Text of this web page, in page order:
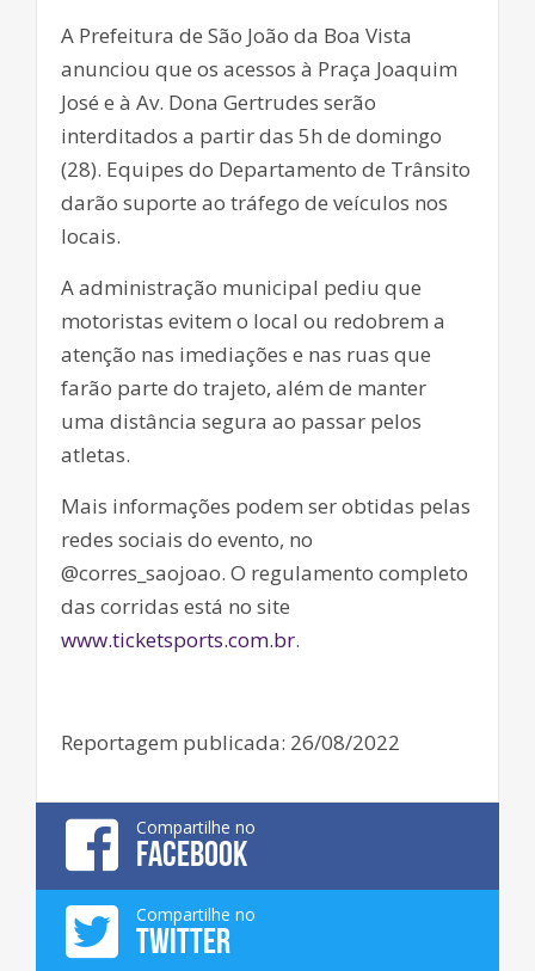
A Prefeitura de São João da Boa Vista
anunciou que os acessos à Praça Joaquim
José e à Av. Dona Gertrudes serão
interditados a partir das 5h de domingo
(28). Equipes do Departamento de Trânsito
darão suporte ao tráfego de veículos nos
locais.
A administração municipal pediu que
motoristas evitem o local ou redobrem a
atenção nas imediações e nas ruas que
farão parte do trajeto, além de manter
uma distância segura ao passar pelos
atletas.
Mais informações podem ser obtidas pelas
redes sociais do evento, no
@corres_saojoao. O regulamento completo
das corridas está no site
www.ticketsports.com.br.
Reportagem publicada: 26/08/2022
Compartilhe no
FACEBOOK
Compartilhe no
TWITTER